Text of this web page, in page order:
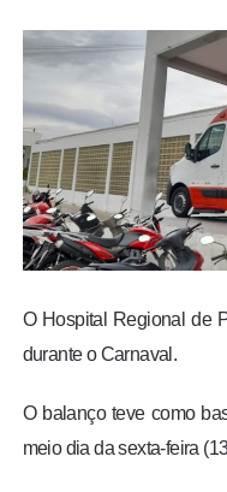
MUNDO
ESPORTES
ENTRETENIMENTO
ENQUETE
TV LPB
COLUNISTAS
O Hospital Regional de
durante o Carnaval.
O balanço teve como
meio dia da sexta-feira